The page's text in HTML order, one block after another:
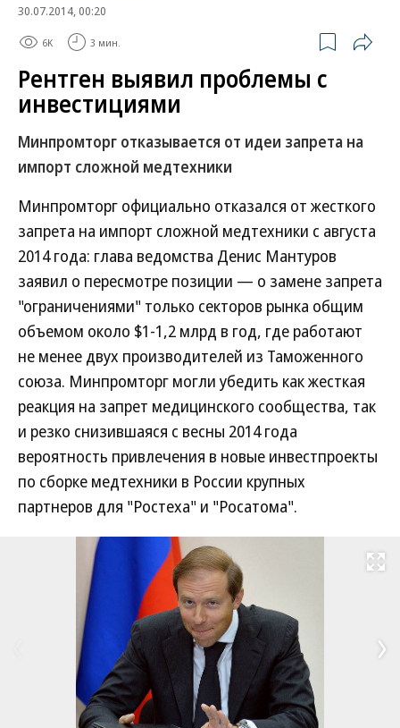
30.07.2014, 00:20
6K 3 мин.
Рентген выявил проблемы с
инвестициями
Минпромторг отказывается от идеи запрета на
импорт сложной медтехники
Минпромторг официально отказался от жесткого
запрета на импорт сложной медтехники с августа
2014 года: глава ведомства Денис Мантуров
заявил о пересмотре позиции — о замене запрета
"ограничениями" только секторов рынка общим
объемом около $1-1,2 млрд в год, где работают
не менее двух производителей из Таможенного
союза. Минпромторг могли убедить как жесткая
реакция на запрет медицинского сообщества, так
и резко снизившаяся с весны 2014 года
вероятность привлечения в новые инвестпроекты
по сборке медтехники в России крупных
партнеров для "Ростеха" и "Росатома".
Развернуть